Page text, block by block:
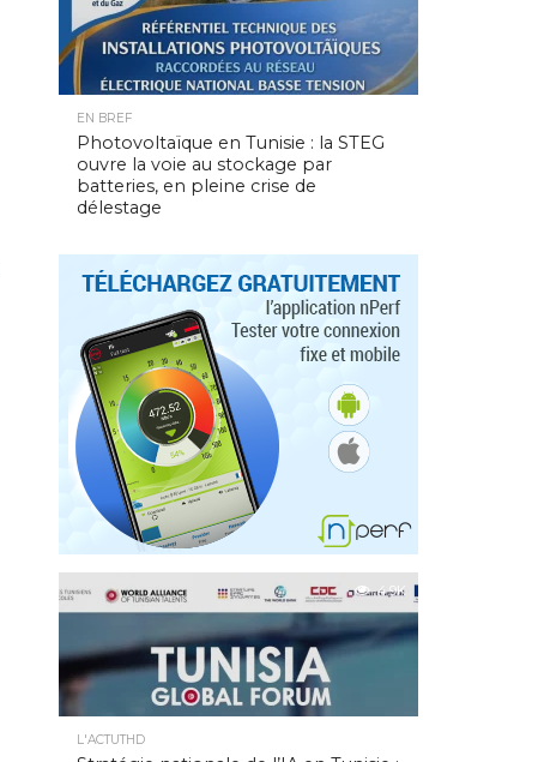
EN BREF
Photovoltaïque en Tunisie : la STEG
ouvre la voie au stockage par
batteries, en pleine crise de
délestage
4.9K
L'ACTUTHD